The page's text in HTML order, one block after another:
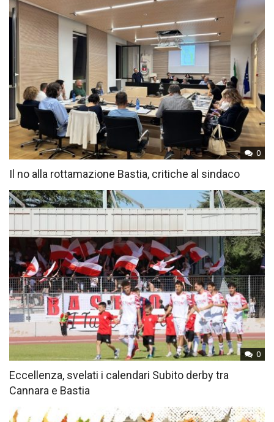
0
Il no alla rottamazione Bastia, critiche al sindaco
0
Eccellenza, svelati i calendari Subito derby tra
Cannara e Bastia